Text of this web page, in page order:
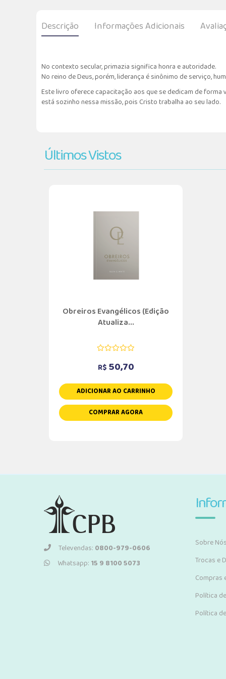
Descrição Informações Adicionais
No contexto secular, primazia significa honra e autoridade.
No reino de Deus, porém, liderança é sinônimo de serviço,
Este livro oferece capacitação aos que se dedicam de
está sozinho nessa missão, pois Cristo trabalha ao seu lado.
Últimos Vistos
Obreiros Evangélicos (Edição
Atualiza...
R$ 50,70
ADICIONAR AO CARRINHO
COMPRAR AGORA
Televendas: 0800-979-0606
Whatsapp: 15 9 8100 5073
Sobre
Trocas e
Compras
Política
Política